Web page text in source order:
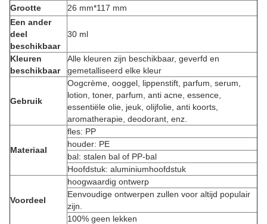
Grootte
26 mm*117 mm
Een ander
deel
beschikbaar
30 ml
Kleuren
beschikbaar
Alle kleuren zijn beschikbaar, geverfd en
gemetalliseerd elke kleur
Gebruik
Oogcrème, ooggel, lippenstift, parfum, serum,
lotion, toner, parfum, anti acne, essence,
essentiële olie, jeuk, olijfolie, anti koorts,
aromatherapie, deodorant, enz.
Materiaal
fles: PP
houder: PE
bal: stalen bal of PP-bal
Hoofdstuk: aluminiumhoofdstuk
Voordeel
hoogwaardig ontwerp
Eenvoudige ontwerpen zullen voor altijd populair
zijn.
100% geen lekken